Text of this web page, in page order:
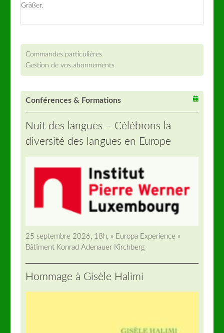
Gräßer.
Commandes particulières
Gestion de vos abonnements
Conférences & Formations
Nuit des langues – Célébrons la
diversité des langues en Europe
25 septembre 2026, 18h, « Europa Experience »
Bâtiment Konrad Adenauer Kirchberg
Hommage à Gisèle Halimi